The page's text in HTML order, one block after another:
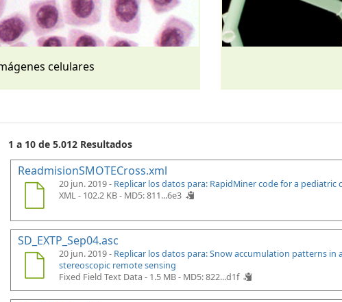
celulares
1 a 10 de 5.012 Resultados
ReadmisionSMOTECross.xml
20 jun. 2019 - Replicar los datos para: RapidMiner code for a
XML - 102.2 KB - MD5: 811...6e3
SD_EXTP_Sep04.asc
20 jun. 2019 - Replicar los datos para: Snow accumulation patterns
stereoscopic remote sensing
Fixed Field Text Data - 1.5 MB - MD5: 822...d1f